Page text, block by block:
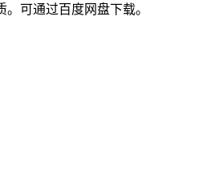
可通过百度网盘下载。